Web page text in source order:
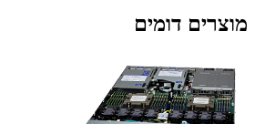
מוצרים דומים